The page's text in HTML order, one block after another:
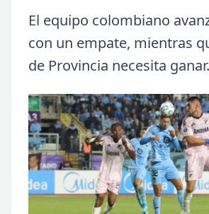
El equipo colombiano
con un empate, mientras
de Provincia necesita ganar.